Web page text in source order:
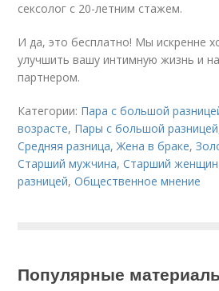
сексолог с 20-летним стажем.
И да, это бесплатно! Мы искренне
улучшить вашу интимную жизнь и
партнером.
Категории: Пара с большой
возрасте, Пары с большой разницей
Средняя разница,Жена в браке,
Старший мужчина,Старший
разницей,Общественное мнение
Популярные